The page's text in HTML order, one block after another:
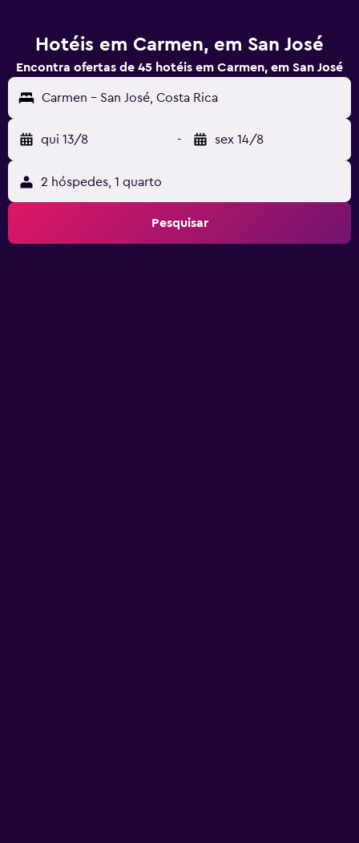
Hotéis em Carmen, em San José
Encontra ofertas de 45 hotéis em Carmen, em San José
Carmen - San José, Costa Rica
qui 13/8 - sex 14/8
2 hóspedes, 1 quarto
Pesquisar